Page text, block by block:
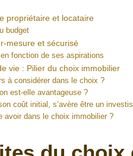
propriétaire et locataire
budget
mesure et sécurisé
fonction de ses aspirations
vie : Pilier du choix immobilier
à considérer dans le choix ?
est-elle avantageuse ?
coût initial, s’avère être un
avoir dans le choix immobilier ?